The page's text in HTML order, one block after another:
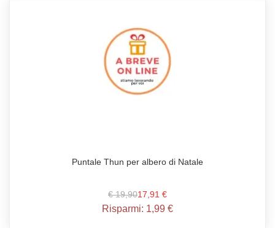
Puntale Thun per albero di Natale
€ 19,9017,91 €
Risparmi: 1,99 €